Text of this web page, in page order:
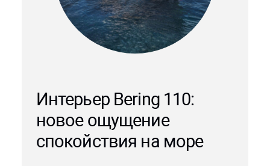
Интерьер Bering 110:
новое ощущение
спокойствия на море